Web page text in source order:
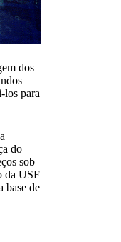
dos
los para
do
sob
da USF
base de